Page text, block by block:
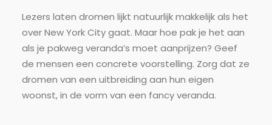
Lezers laten dromen lijkt natuurlijk makkelijk als het
over New York City gaat. Maar hoe pak je het aan
als je pakweg veranda’s moet aanprijzen? Geef
de mensen een concrete voorstelling. Zorg dat ze
dromen van een uitbreiding aan hun eigen
woonst, in de vorm van een fancy veranda.